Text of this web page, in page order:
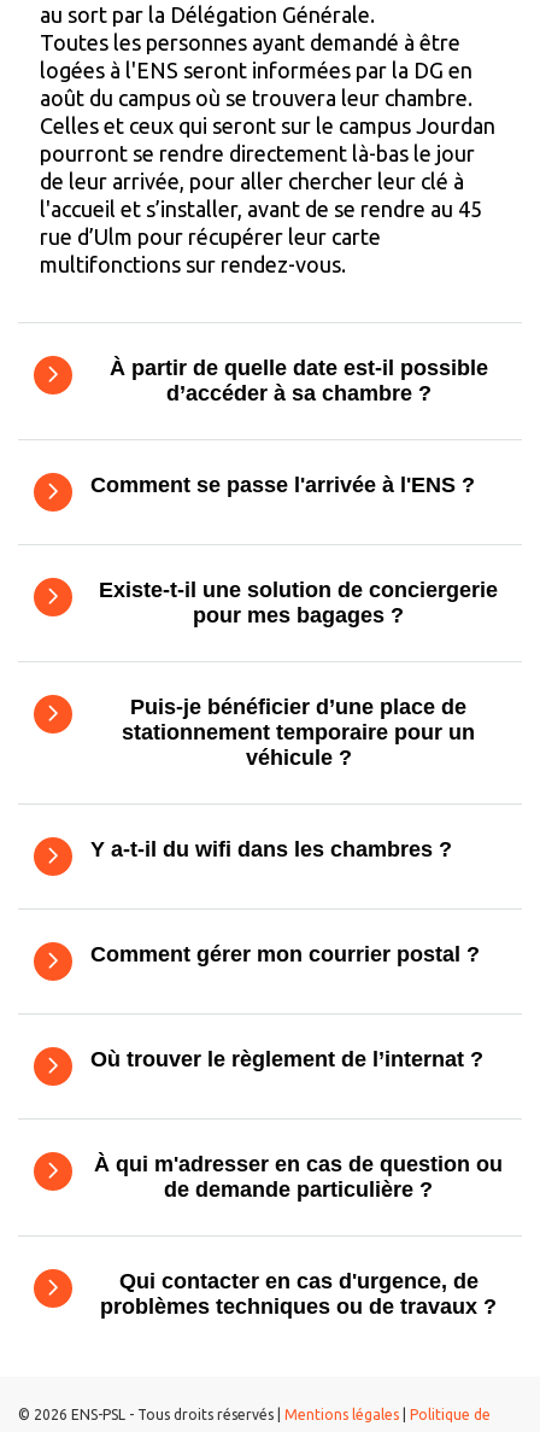
au sort par la Délégation Générale.
Toutes les personnes ayant demandé à être
logées à l'ENS seront informées par la DG en
août du campus où se trouvera leur chambre.
Celles et ceux qui seront sur le campus Jourdan
pourront se rendre directement là-bas le jour
de leur arrivée, pour aller chercher leur clé à
l'accueil et s’installer, avant de se rendre au 45
rue d’Ulm pour récupérer leur carte
multifonctions sur rendez-vous.
À partir de quelle date est-il possible
d’accéder à sa chambre ?
Comment se passe l'arrivée à l'ENS ?
Existe-t-il une solution de conciergerie
pour mes bagages ?
Puis-je bénéficier d’une place de
stationnement temporaire pour un
véhicule ?
Y a-t-il du wifi dans les chambres ?
Comment gérer mon courrier postal ?
Où trouver le règlement de l’internat ?
À qui m'adresser en cas de question ou
de demande particulière ?
Qui contacter en cas d'urgence, de
problèmes techniques ou de travaux ?
© 2026 ENS-PSL - Tous droits réservés | Mentions légales Politique de